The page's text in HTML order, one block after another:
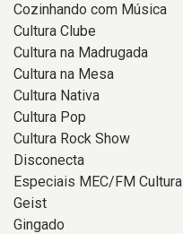
Cozinhando com Música
Cultura Clube
Cultura na Madrugada
Cultura na Mesa
Cultura Nativa
Cultura Pop
Cultura Rock Show
Disconecta
Especiais MEC/FM Cultura
Geist
Gingado